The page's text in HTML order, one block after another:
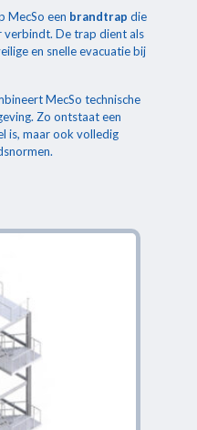
MecSo een brandtrap die
verbindt. De trap dient als
en snelle evacuatie bij
MecSo technische
Zo ontstaat een
is, maar ook volledig